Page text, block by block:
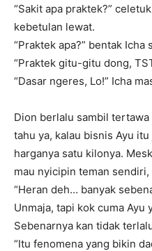
“Sakit apa praktek?”
kebetulan lewat.
“Praktek apa?” bentak Icha
“Praktek gitu-gitu dong,
“Dasar ngeres, Lo!” Icha
Dion berlalu sambil tertawa
tahu ya, kalau bisnis Ayu
harganya satu kilonya.
mau nyicipin teman sendiri,
“Heran deh… banyak
Unmaja, tapi kok cuma Ayu
Sebenarnya kan tidak
“Itu fenomena yang bikin